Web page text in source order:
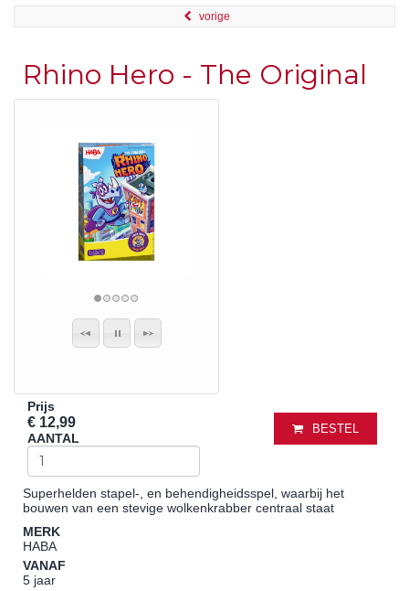
vorige
Rhino Hero - The Original
Prijs
€ 12,99
AANTAL
BESTEL
Superhelden stapel-, en behendigheidsspel, waarbij het
bouwen van een stevige wolkenkrabber centraal staat
MERK
HABA
VANAF
5 jaar